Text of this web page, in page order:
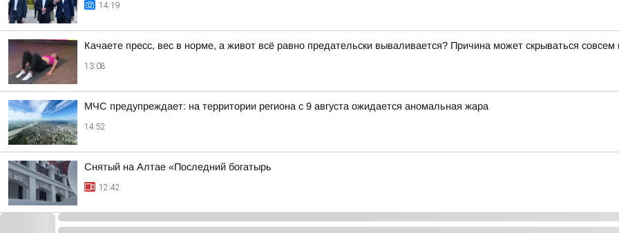
14:19
Качаете пресс, вес в норме, а живот всё равно предательски вываливается? Причина может скрываться
13:08
МЧС предупреждает: на территории региона с 9 августа ожидается аномальная жара
14:52
Снятый на Алтае «Последний богатырь
12:42